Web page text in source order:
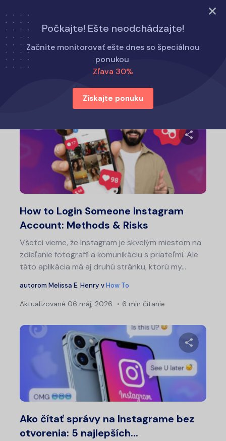
Vyskúšajte teraz
Počkajte! Ešte neodchádzajte!
Začnite monitorovať ešte dnes so špeciálnou
ponukou
Zľava 30%
Získajte ponuku
Domov Ako na to
Ako na to
How to Login Someone Instagram
Account: Methods & Risks
Všetci vieme, že Instagram je skvelým miestom na
zdieľanie fotografií a komunikáciu s priateľmi. Ale
táto aplikácia má aj druhú stránku, ktorú my...
autorom Melissa E. Henry vHow To
Aktualizované 06 máj, 2026 6 min čítanie
Ako čítať správy na Instagrame bez
otvorenia: 5 najlepších...